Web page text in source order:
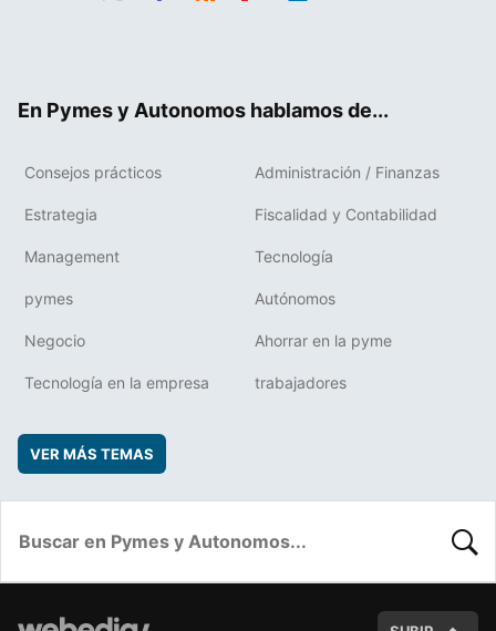
En Pymes y Autonomos hablamos de...
Consejos prácticos Administración / Finanzas
Estrategia Fiscalidad y Contabilidad
Management Tecnología
pymes Autónomos
Negocio Ahorrar en la pyme
Tecnología en la empresa trabajadores
VER MÁS TEMAS